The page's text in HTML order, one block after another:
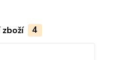
zboží 4